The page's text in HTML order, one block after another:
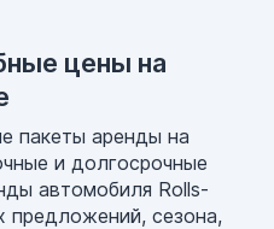
цены на
пакеты аренды на
и долгосрочные
автомобиля Rolls-
предложений, сезона,